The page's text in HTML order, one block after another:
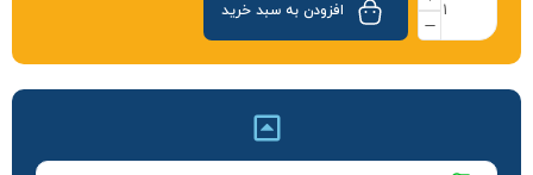
افزودن به سبد خرید